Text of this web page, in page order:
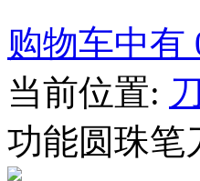
购物车中有
当前位置:
功能圆珠笔